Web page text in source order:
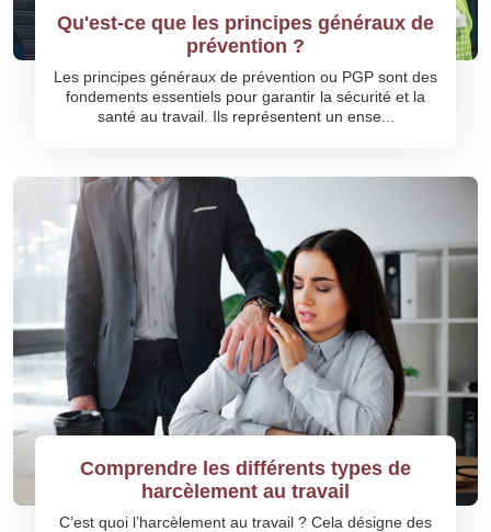
Qu'est-ce que les principes généraux de
prévention ?
Les principes généraux de prévention ou PGP sont des
fondements essentiels pour garantir la sécurité et la
santé au travail. Ils représentent un ense...
Comprendre les différents types de
harcèlement au travail
C’est quoi l’harcèlement au travail ? Cela désigne des